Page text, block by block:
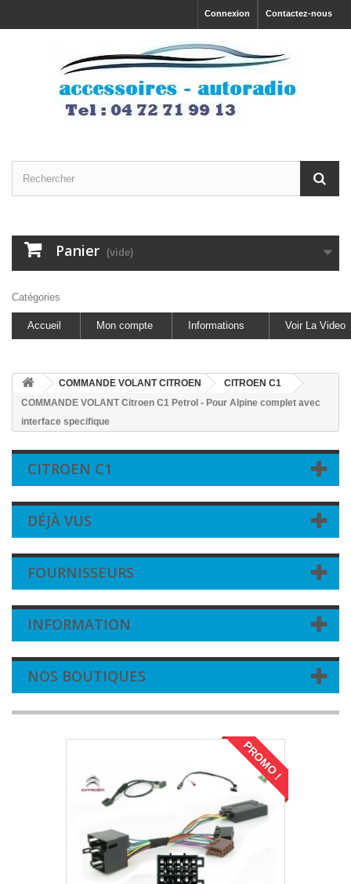
Contactez-nous
Connexion
Panier (vide)
Catégories
Accueil Mon compte Informations Voir La Video
COMMANDE VOLANT CITROEN
CITROEN C1
COMMANDE VOLANT Citroen C1 Petrol - Pour Alpine complet avec
interface specifique
CITROEN C1
DÉJÀ VUS
FOURNISSEURS
INFORMATION
NOS BOUTIQUES
PROMO !